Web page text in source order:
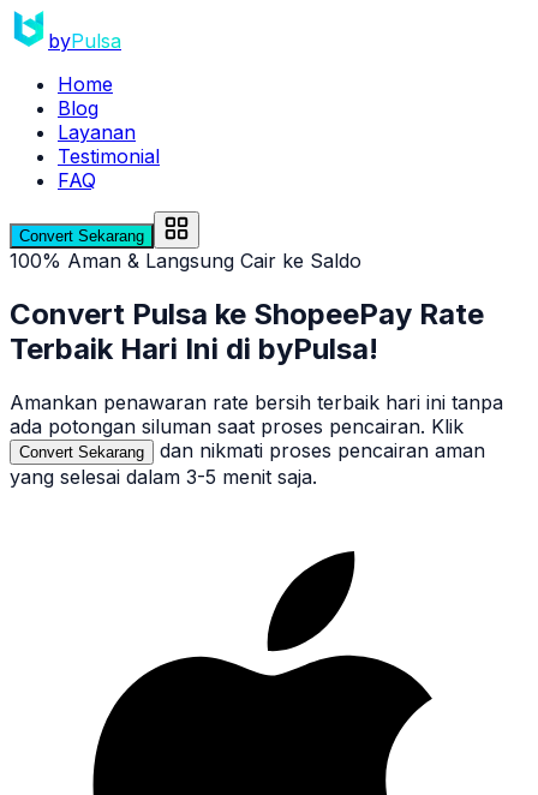
byPulsa
Home
Blog
Layanan
Testimonial
FAQ
Convert Sekarang
100% Aman & Langsung Cair ke Saldo
Convert Pulsa ke ShopeePay Rate
Terbaik Hari Ini di byPulsa!
Amankan penawaran rate bersih terbaik hari ini tanpa
ada potongan siluman saat proses pencairan. Klik
Convert Sekarang
dan nikmati proses pencairan aman
yang selesai dalam 3-5 menit saja.